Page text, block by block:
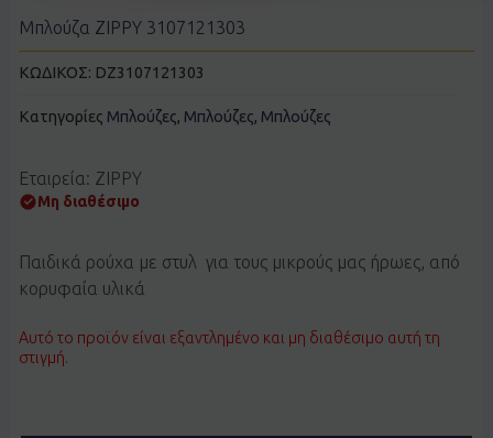
Μπλούζα ZIPPY 3107121303
ΚΩΔΙΚΟΣ: DZ3107121303
Κατηγορίες Μπλούζες, Μπλούζες, Μπλούζες
Εταιρεία: ZIPPY
Μη διαθέσιμο
Παιδικά ρούχα με στυλ για τους μικρούς μας ήρωες, από
κορυφαία υλικά
Αυτό το προϊόν είναι εξαντλημένο και μη διαθέσιμο αυτή τη
στιγμή.